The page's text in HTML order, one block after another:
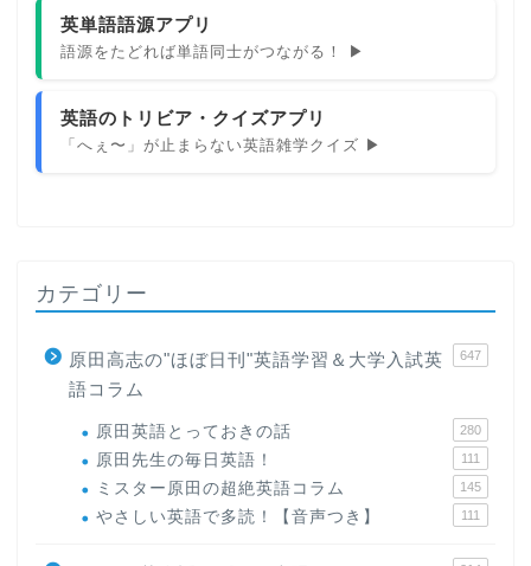
英単語語源アプリ
語源をたどれば単語同士がつながる！ ▶
英語のトリビア・クイズアプリ
「へぇ〜」が止まらない英語雑学クイズ ▶
カテゴリー
原田高志の"ほぼ日刊"英語学習＆大学入試英
語コラム
647
原田英語とっておきの話 280
原田先生の毎日英語！ 111
ミスター原田の超絶英語コラム 145
やさしい英語で多読！【音声つき】 111